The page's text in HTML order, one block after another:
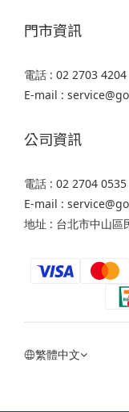
門市資訊
電話 : 02 2703 4204
E-mail :
公司資訊
電話 : 02 2704 0535
E-mail :
地址 : 台北市中山區
繁體中文